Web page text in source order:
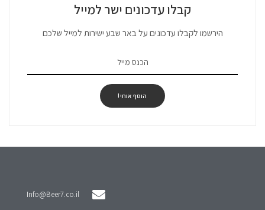
קבלו עדכונים ישר למייל
הירשמו לקבלו עדכונים על באר שבע ישירות למייל שלכם
הוסף אותי!
Info@Beer7.co.il